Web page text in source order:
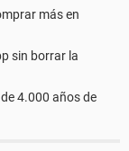
más en
sin borrar la
4.000 años de